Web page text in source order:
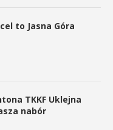
to Jasna Góra
TKKF Uklejna
nabór